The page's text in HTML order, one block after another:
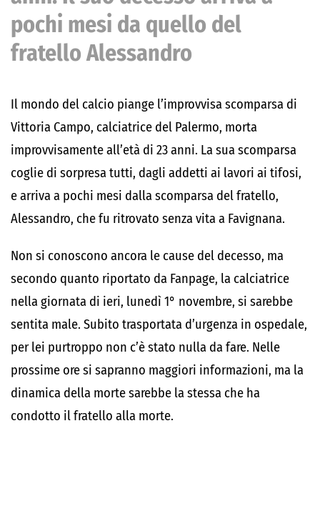
pochi mesi da quello del
fratello Alessandro
Il mondo del calcio piange l’improvvisa scomparsa di
Vittoria Campo, calciatrice del Palermo, morta
improvvisamente all’età di 23 anni. La sua scomparsa
coglie di sorpresa tutti, dagli addetti ai lavori ai tifosi,
e arriva a pochi mesi dalla scomparsa del fratello,
Alessandro, che fu ritrovato senza vita a Favignana.
Non si conoscono ancora le cause del decesso, ma
secondo quanto riportato da Fanpage, la calciatrice
nella giornata di ieri, lunedì 1° novembre, si sarebbe
sentita male. Subito trasportata d’urgenza in ospedale,
per lei purtroppo non c’è stato nulla da fare. Nelle
prossime ore si sapranno maggiori informazioni, ma la
dinamica della morte sarebbe la stessa che ha
condotto il fratello alla morte.